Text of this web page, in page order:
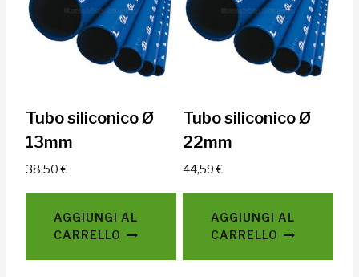
Tubo siliconico Ø
13mm
38,50€
AGGIUNGI AL
CARRELLO
Tubo siliconico Ø
22mm
44,59€
AGGIUNGI AL
CARRELLO